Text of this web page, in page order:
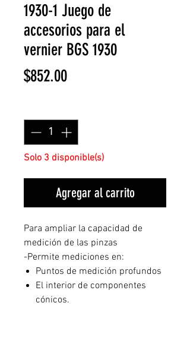
1930-1 Juego de
accesorios para el
vernier BGS 1930
$852.00Precio
Solo 3 disponible(s)
Agregar al carrito
Para ampliar la capacidad de
medición de las pinzas
-Permite mediciones en:
Puntos de medición profundos
El interior de componentes
cónicos.